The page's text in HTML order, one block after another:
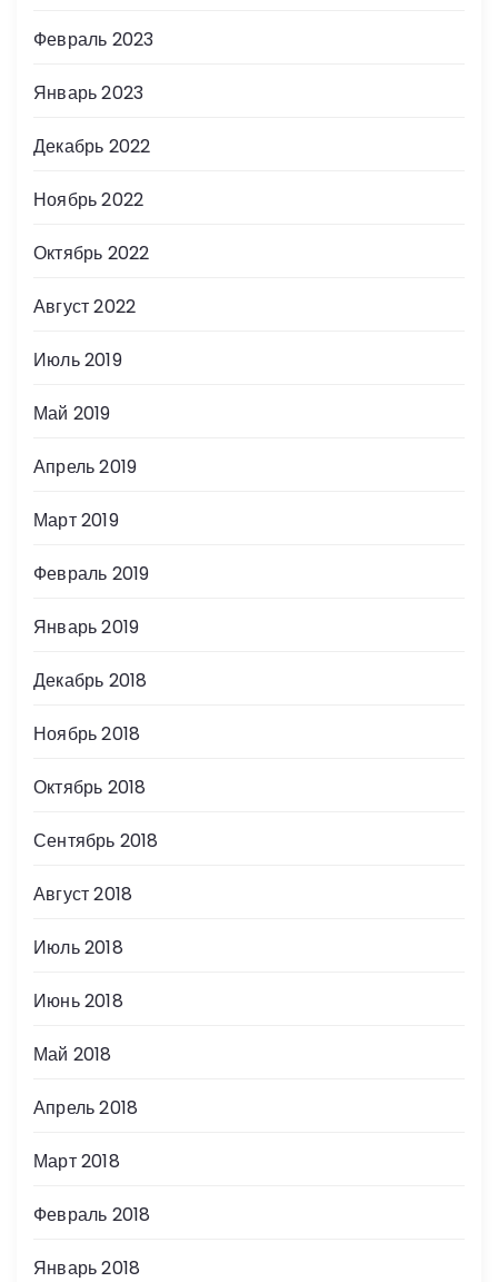
Февраль 2023
Январь 2023
Декабрь 2022
Ноябрь 2022
Октябрь 2022
Август 2022
Июль 2019
Май 2019
Апрель 2019
Март 2019
Февраль 2019
Январь 2019
Декабрь 2018
Ноябрь 2018
Октябрь 2018
Сентябрь 2018
Август 2018
Июль 2018
Июнь 2018
Май 2018
Апрель 2018
Март 2018
Февраль 2018
Январь 2018